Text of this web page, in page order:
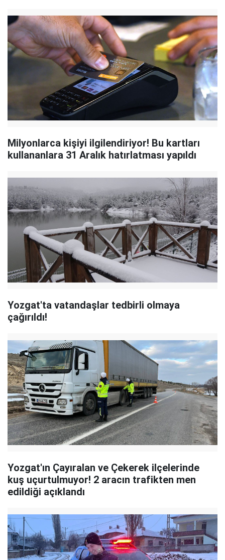
Milyonlarca kişiyi ilgilendiriyor! Bu kartları
kullananlara 31 Aralık hatırlatması yapıldı
Yozgat'ta vatandaşlar tedbirli olmaya
çağırıldı!
Yozgat'ın Çayıralan ve Çekerek ilçelerinde
kuş uçurtulmuyor! 2 aracın trafikten men
edildiği açıklandı